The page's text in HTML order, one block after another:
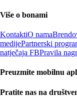
Više o bonami
KontaktiO nama
medijePartnerski
natječaja FBPravila
Preuzmite mobilnu
Pratite nas na